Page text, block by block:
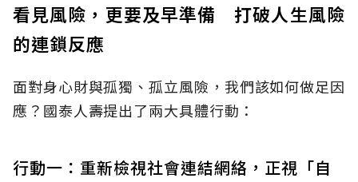
看見風險，更要及早準備 打破人生風險
的連鎖反應
面對身心財與孤獨、孤立風險，我們該如何做足因
應？國泰人壽提出了兩大具體行動：
行動一：重新檢視社會連結網絡，正視「自